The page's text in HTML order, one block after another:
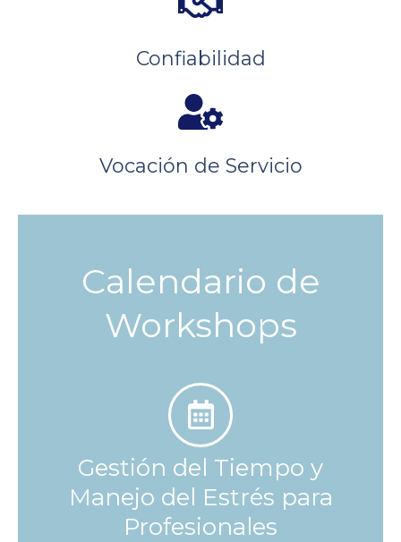
Confiabilidad
Vocación de Servicio
Calendario de
Workshops
Gestión del Tiempo y
Manejo del Estrés para
Profesionales